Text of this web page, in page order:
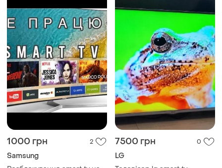
1000 грн 2
Samsung
7500 грн 0
LG